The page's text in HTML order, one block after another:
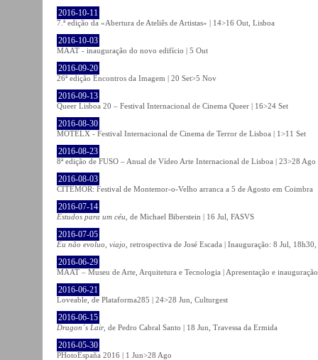
2016-10-11
7.ª edição da «Abertura de Ateliês de Artistas» | 14>16 Out, Lisboa
2016-10-03
MAAT - inauguração do novo edifício | 5 Out
2016-09-20
26ª edição Encontros da Imagem | 20 Set>5 Nov
2016-09-13
Queer Lisboa 20 – Festival Internacional de Cinema Queer | 16>24 Set
2016-08-30
MOTELX - Festival Internacional de Cinema de Terror de Lisboa | 1>11 Set
2016-08-23
8ª edição de FUSO – Anual de Vídeo Arte Internacional de Lisboa | 23>28 Ago
2016-08-03
CITEMOR: Festival de Montemor-o-Velho arranca a 5 de Agosto em Coimbra
2016-07-14
Estudos para um céu , de Michael Biberstein | 16 Jul, FASVS
2016-07-05
Eu não evoluo, viajo , retrospectiva de José Escada | Inauguração: 8 Jul,
2016-06-29
MAAT – Museu de Arte, Arquitetura e Tecnologia | Apresentação e
2016-06-21
Loveable, de Plataforma285 | 24>28 Jun, Culturgest
2016-06-15
Dragon´s Lair, de Pedro Cabral Santo | 18 Jun, Travessa da Ermida
2016-05-30
PHotoEspaña 2016 | 1 Jun>28 Ago